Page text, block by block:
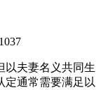
1037
以夫妻名义共同生
定通常需要满足以